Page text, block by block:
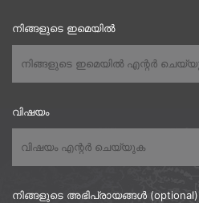
നിങ്ങളുടെ ഇമെയിൽ
വിഷയം
നിങ്ങളുടെ അഭിപ്രായങ്ങൾ (optional)